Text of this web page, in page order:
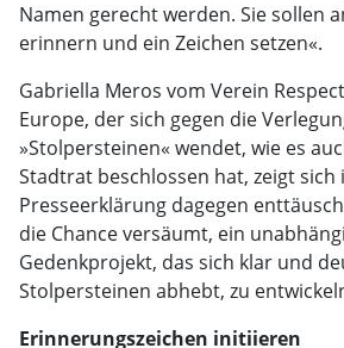
Namen gerecht werden. Sie sollen
erinnern und ein Zeichen setzen«.
Gabriella Meros vom Verein
Europe, der sich gegen die
»Stolpersteinen« wendet, wie es
Stadtrat beschlossen hat, zeigt sich
Presseerklärung dagegen
die Chance versäumt, ein
Gedenkprojekt, das sich klar und
Stolpersteinen abhebt, zu
Erinnerungszeichen initiieren